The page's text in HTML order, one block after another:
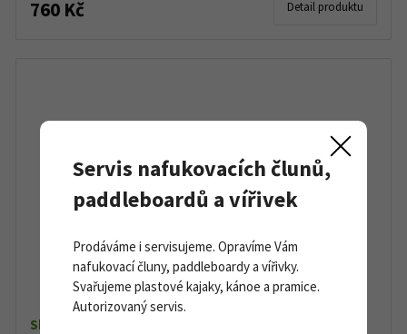
760 Kč Detail produktu
Dřevěná špachtle, míchátko 5 ks
Skladem
Servis nafukovacích člunů,
paddleboardů a vířivek
Prodáváme i servisujeme. Opravíme Vám
nafukovací čluny, paddleboardy a vířivky.
Svařujeme plastové kajaky, kánoe a pramice.
Autorizovaný servis.